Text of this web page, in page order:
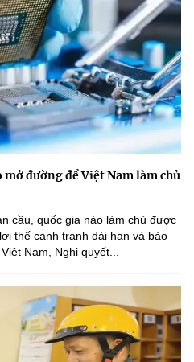
đường để Việt Nam làm chủ
cầu, quốc gia nào làm chủ được
thế cạnh tranh dài hạn và bảo
Nam, Nghị quyết...